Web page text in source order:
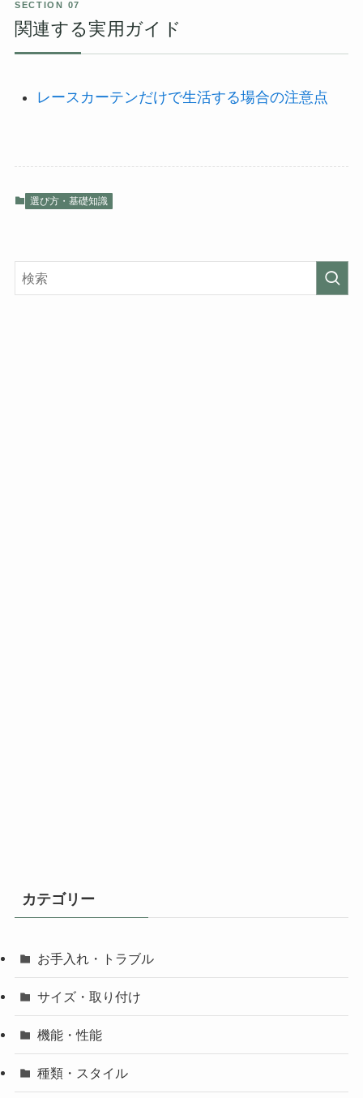
関連する実用ガイド
レースカーテンだけで生活する場合の注意点
選び方・基礎知識
カテゴリー
お手入れ・トラブル
サイズ・取り付け
機能・性能
種類・スタイル